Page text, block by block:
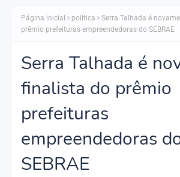
Página inicial política
Serra Talhada é
prêmio prefeituras empreendedoras do SEBRAE
Serra Talhada é
finalista do prêmio
prefeituras
empreendedoras
SEBRAE